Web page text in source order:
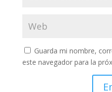
Guarda mi nombre,
este navegador para la